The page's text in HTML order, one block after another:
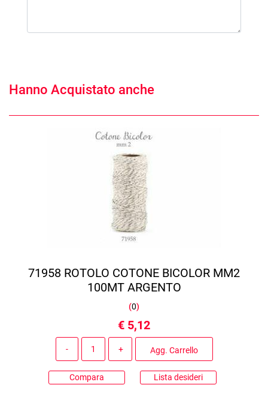
Hanno Acquistato anche
71958 ROTOLO COTONE BICOLOR MM2
100MT ARGENTO
(0)
€ 5,12
Agg. Carrello
Compara Lista desideri